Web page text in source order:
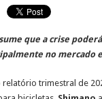
que a crise
no mercado
relatório trimestral de